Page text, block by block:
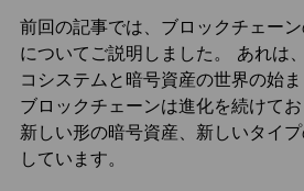
前回の記事では、ブロックチェー
についてご説明しました。 あれは
コシステムと暗号資産の世界の始ま
ブロックチェーンは進化を続けてお
新しい形の暗号資産、新しいタイ
しています。